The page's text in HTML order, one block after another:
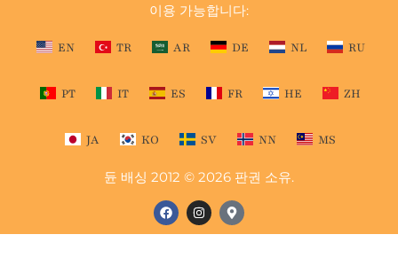
이용 가능합니다:
EN TR AR DE NL RU
PT IT ES FR HE ZH
JA KO SV NN MS
듄 배싱 2012 © 2026 판권 소유.